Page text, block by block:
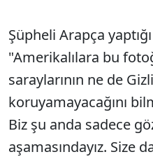
Şüpheli Arapça
"Amerikalılara bu
saraylarının ne de
koruyamayacağını
Biz şu anda sadece
aşamasındayız. Size